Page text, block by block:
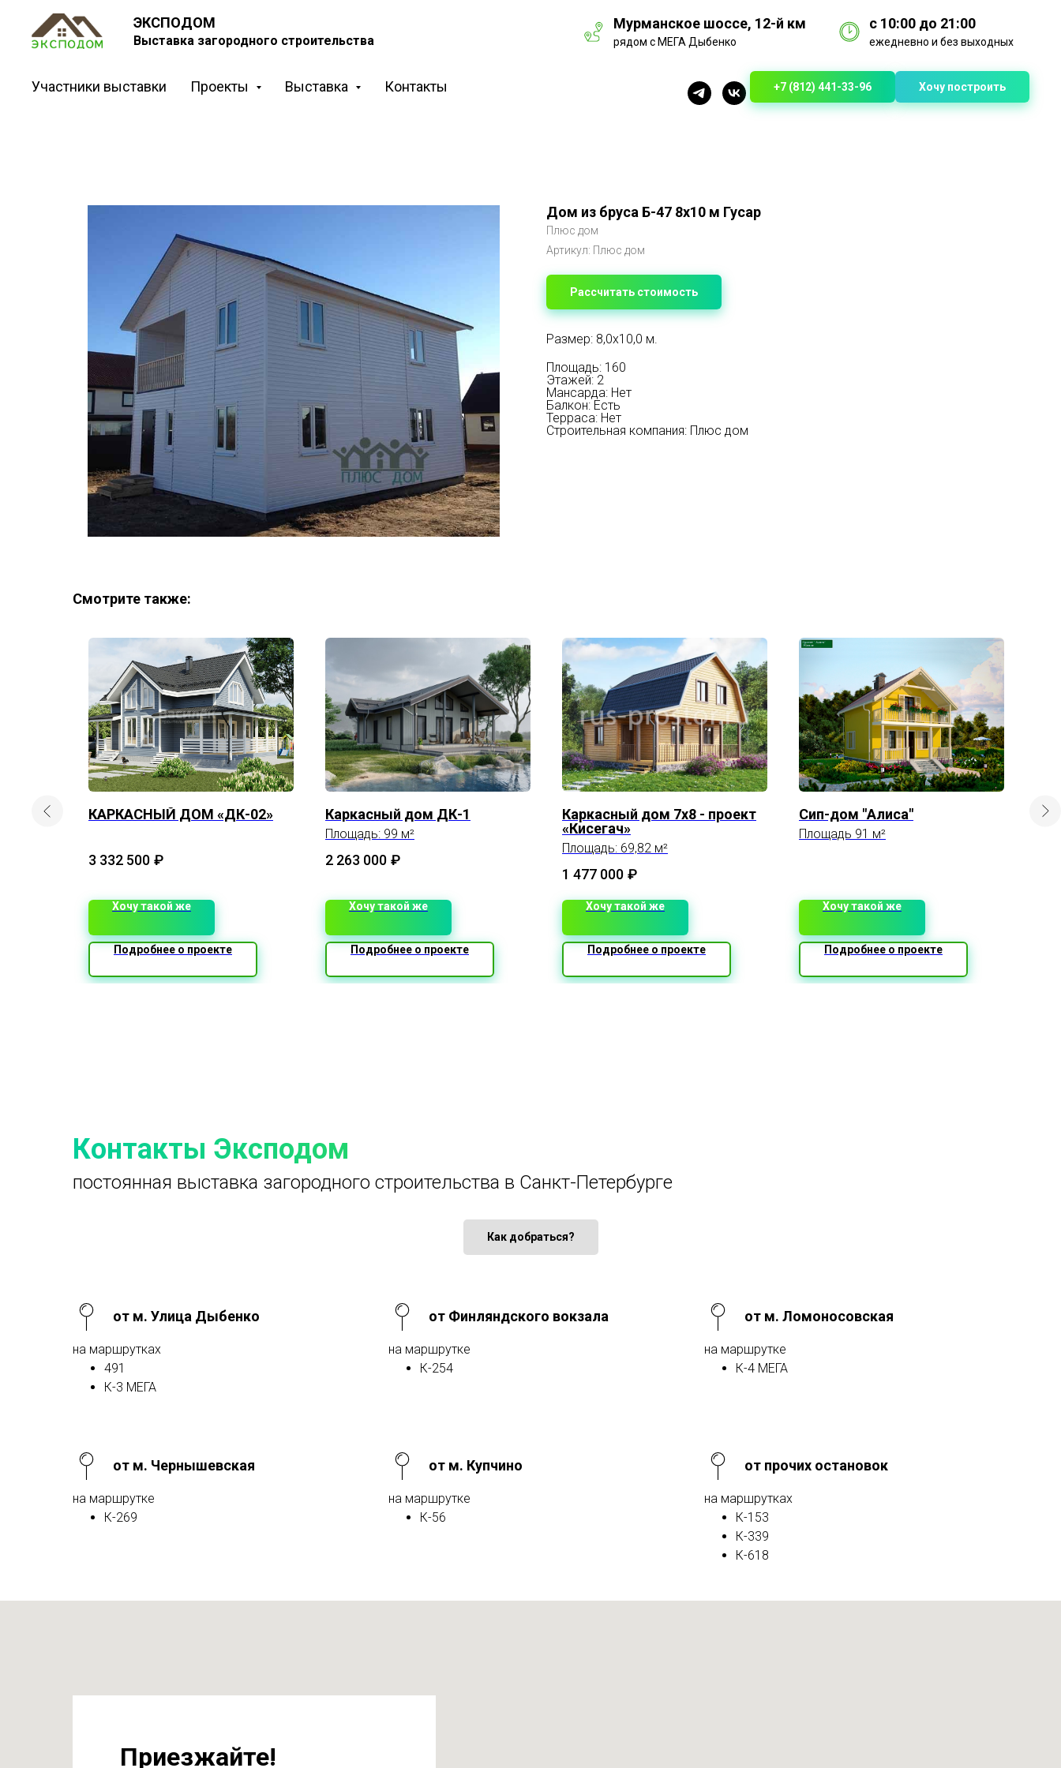
ЭКСПОДОМ
Выставка загородного строительства
Мурманское шоссе, 12-й км
рядом с МЕГА Дыбенко
с 10:00 до 21:00
ежедневно и без выходных
Участники выставки Проекты Выставка Контакты +7 (812) 441-33-96 Хочу построить
Дом из бруса Б-47 8х10 м Гусар
Плюс дом
Артикул: Плюс дом
Рассчитать стоимость
Размер: 8,0х10,0 м.
Площадь: 160
Этажей: 2
Мансарда: Нет
Балкон: Есть
Терраса: Нет
Строительная компания: Плюс дом
Смотрите также:
КАРКАСНЫЙ ДОМ «ДК-02»
3 332 500 ₽
Хочу такой же
Подробнее о проекте
Каркасный дом ДК-1
Площадь: 99 м²
2 263 000 ₽
Хочу такой же
Подробнее о проекте
Каркасный дом 7х8 - проект
«Кисегач»
Площадь: 69,82 м²
1 477 000 ₽
Хочу такой же
Подробнее о проекте
Сип-дом "Алиса"
Площадь 91 м²
Хочу такой же
Подробнее о проекте
Контакты Эксподом
постоянная выставка загородного строительства в Санкт-Петербурге
Как добраться?
от м. Улица Дыбенко
на маршрутках
491
К-3 МЕГА
от Финляндского вокзала
на маршрутке
К-254
от м. Ломоносовская
на маршрутке
К-4 МЕГА
от м. Чернышевская
на маршрутке
К-269
от м. Купчино
на маршрутке
К-56
от прочих остановок
на маршрутках
К-153
К-339
К-618
Приезжайте!